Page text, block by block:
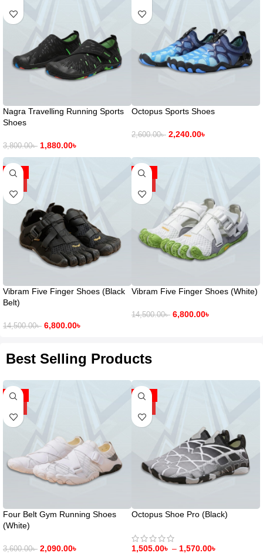
Nagra Travelling Running Sports
Shoes
3,800.00৳ 1,880.00৳
Octopus Sports Shoes
2,600.00৳ 2,240.00৳
-53%
Vibram Five Finger Shoes (Black
Belt)
14,500.00৳ 6,800.00৳
-53%
Vibram Five Finger Shoes (White)
14,500.00৳ 6,800.00৳
Best Selling Products
-42%
Four Belt Gym Running Shoes
(White)
3,600.00৳ 2,090.00৳
-33%
Octopus Shoe Pro (Black)
1,505.00৳ – 1,570.00৳